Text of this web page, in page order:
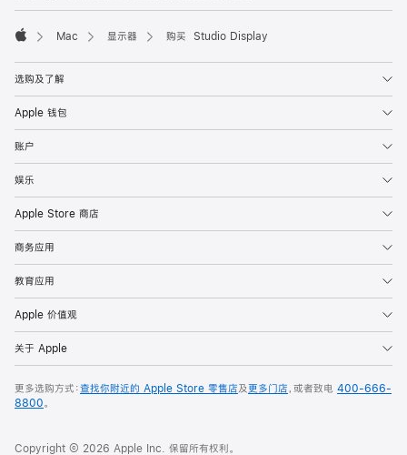
Mac 显示器 购买 Studio Display
选购及了解
Apple 钱包
账户
娱乐
Apple Store 商店
商务应用
教育应用
Apple 价值观
关于 Apple
更多选购方式：查找你附近的 Apple Store 零售店及更多门店，或者致电 400-666-
8800。
Copyright © 2026 Apple Inc. 保留所有权利。